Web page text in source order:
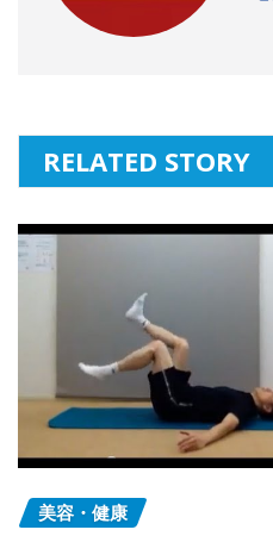
RELATED STORY
美容・健康